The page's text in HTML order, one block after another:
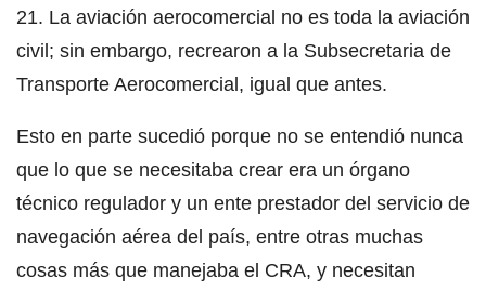
21. La aviación aerocomercial no es toda la aviación
civil; sin embargo, recrearon a la Subsecretaria de
Transporte Aerocomercial, igual que antes.
Esto en parte sucedió porque no se entendió nunca
que lo que se necesitaba crear era un órgano
técnico regulador y un ente prestador del servicio de
navegación aérea del país, entre otras muchas
cosas más que manejaba el CRA, y necesitan